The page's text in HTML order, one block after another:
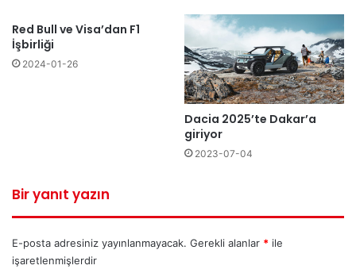
Red Bull ve Visa’dan F1
İşbirliği
2024-01-26
Dacia 2025’te Dakar’a
giriyor
2023-07-04
Bir yanıt yazın
E-posta adresiniz yayınlanmayacak. Gerekli alanlar * ile
işaretlenmişlerdir